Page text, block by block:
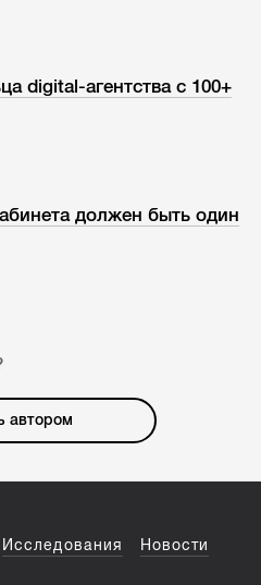
digital-агентства с 100+
должен быть один
автором
Исследования Новости